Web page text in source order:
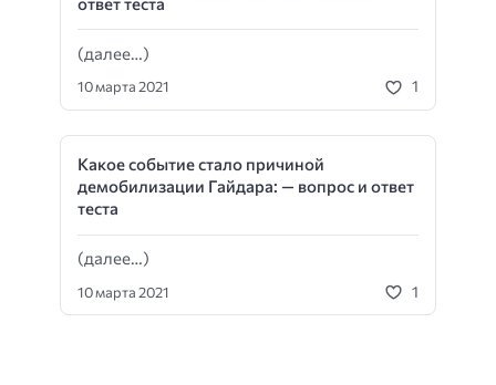
(далее…)
10 марта 2021 1
Какое событие стало причиной
демобилизации Гайдара: — вопрос и ответ
теста
(далее…)
10 марта 2021 1